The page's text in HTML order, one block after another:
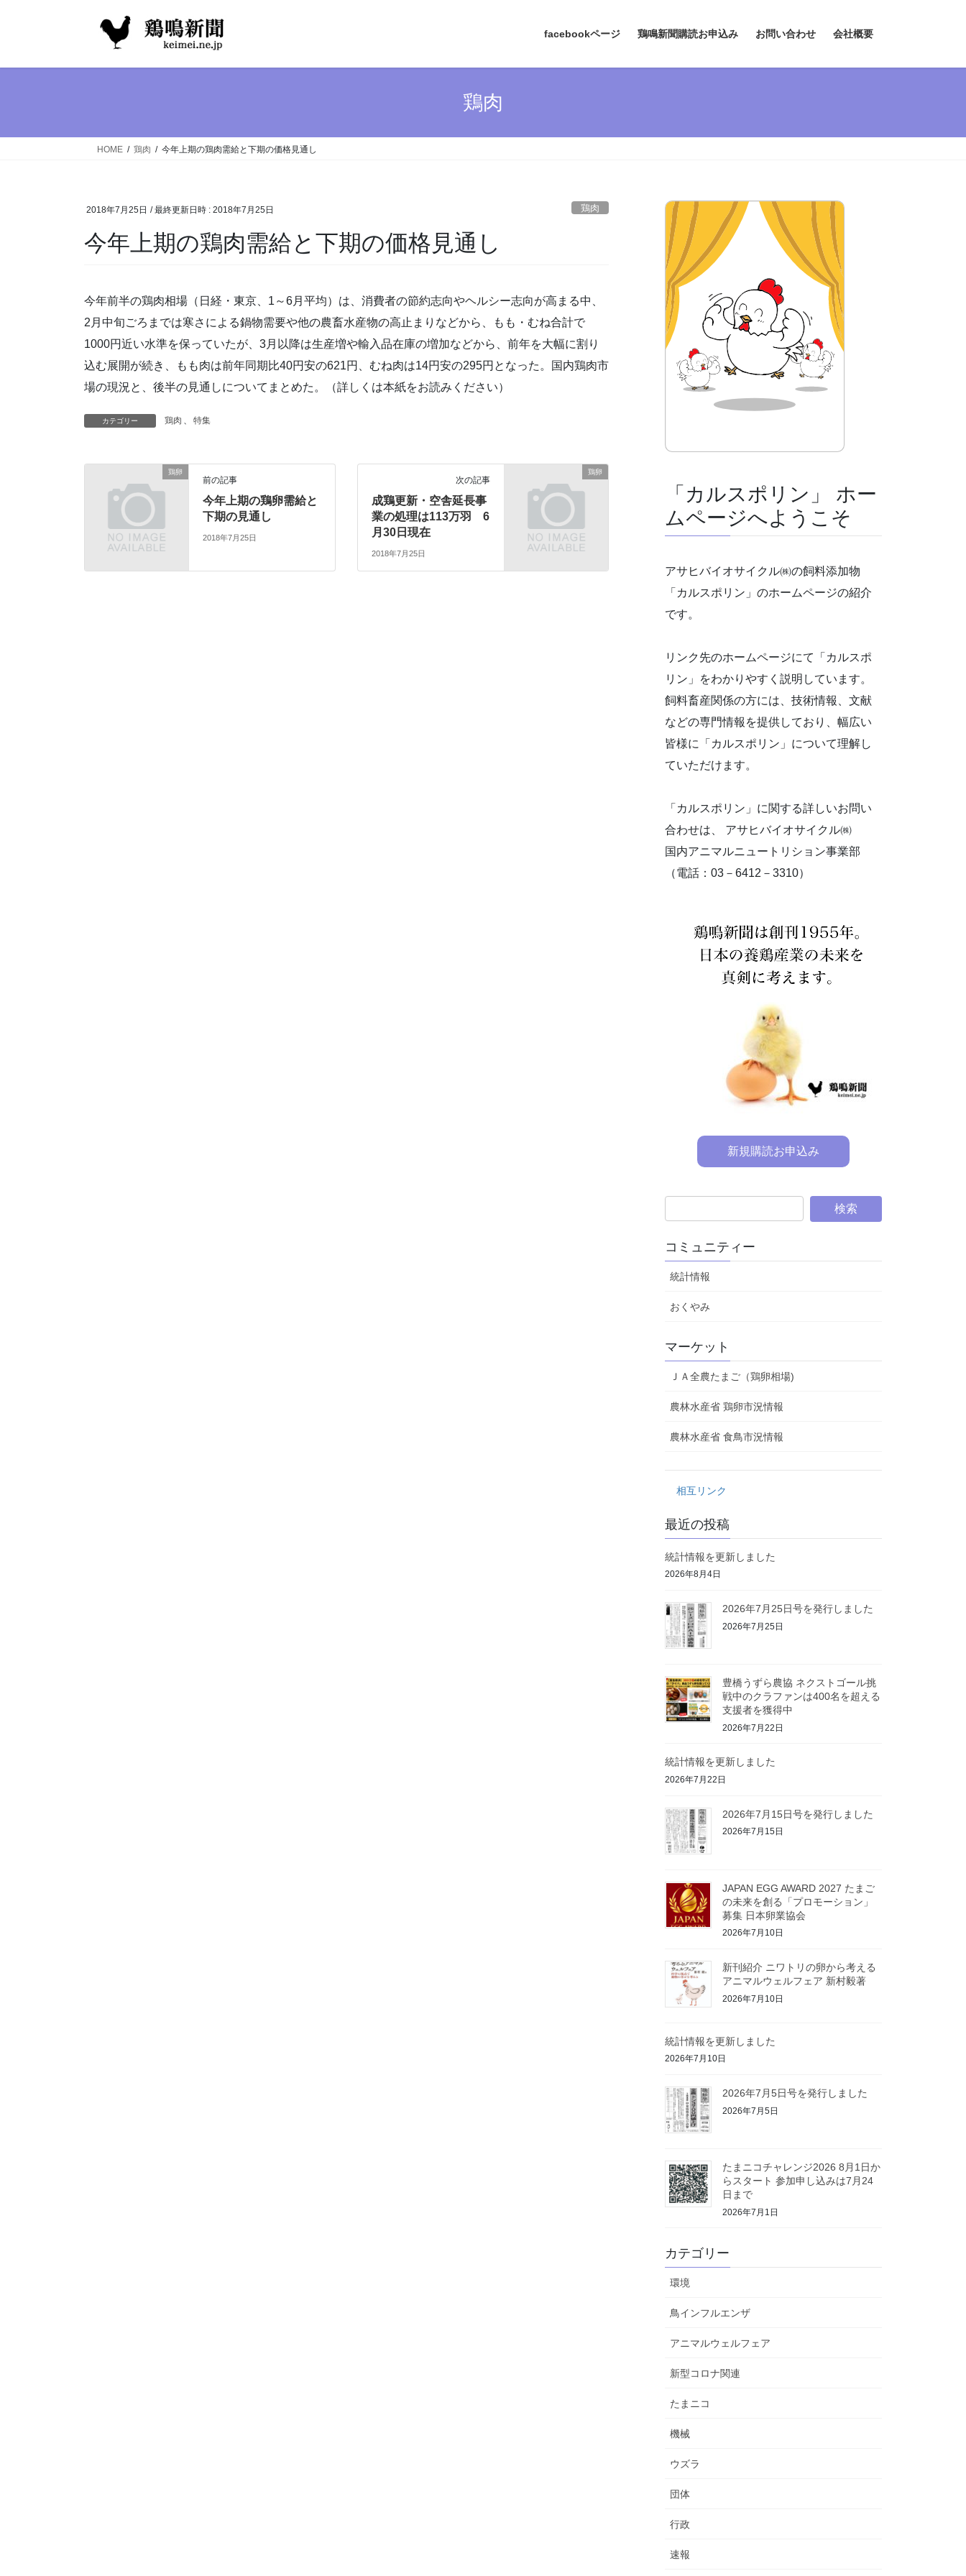
facebookページ 鶏鳴新聞購読お申込み お問い合わせ 会社概要
鶏肉
HOME 鶏肉 今年上期の鶏肉需給と下期の価格見通し
2018年7月25日 / 最終更新日時 : 2018年7月25日 鶏肉
今年上期の鶏肉需給と下期の価格見通し
今年前半の鶏肉相場（日経・東京、1～6月平均）は、消費者の節約志向やヘルシー志向が高まる中、
2月中旬ごろまでは寒さによる鍋物需要や他の農畜水産物の高止まりなどから、もも・むね合計で
1000円近い水準を保っていたが、3月以降は生産増や輸入品在庫の増加などから、前年を大幅に割り
込む展開が続き、もも肉は前年同期比40円安の621円、むね肉は14円安の295円となった。国内鶏肉市
場の現況と、後半の見通しについてまとめた。（詳しくは本紙をお読みください）
カテゴリー 鶏肉 、 特集
鶏卵
前の記事
今年上期の鶏卵需給と
下期の見通し
2018年7月25日
鶏卵
次の記事
成鶏更新・空舎延長事
業の処理は113万羽 6
月30日現在
2018年7月25日
「カルスポリン」 ホー
ムページへようこそ
アサヒバイオサイクル㈱の飼料添加物
「カルスポリン」のホームページの紹介
です。
リンク先のホームページにて「カルスポ
リン」をわかりやすく説明しています。
飼料畜産関係の方には、技術情報、文献
などの専門情報を提供しており、幅広い
皆様に「カルスポリン」について理解し
ていただけます。
「カルスポリン」に関する詳しいお問い
合わせは、 アサヒバイオサイクル㈱
国内アニマルニュートリション事業部
（電話：03－6412－3310）
新規購読お申込み
コミュニティー
統計情報
おくやみ
マーケット
ＪＡ全農たまご（鶏卵相場)
農林水産省 鶏卵市況情報
農林水産省 食鳥市況情報
相互リンク
最近の投稿
統計情報を更新しました
2026年8月4日
2026年7月25日号を発行しました
2026年7月25日
豊橋うずら農協 ネクストゴール挑
戦中のクラファンは400名を超える
支援者を獲得中
2026年7月22日
統計情報を更新しました
2026年7月22日
2026年7月15日号を発行しました
2026年7月15日
JAPAN EGG AWARD 2027 たまご
の未来を創る「プロモーション」
募集 日本卵業協会
2026年7月10日
新刊紹介 ニワトリの卵から考える
アニマルウェルフェア 新村毅著
2026年7月10日
統計情報を更新しました
2026年7月10日
2026年7月5日号を発行しました
2026年7月5日
たまニコチャレンジ2026 8月1日か
らスタート 参加申し込みは7月24
日まで
2026年7月1日
カテゴリー
環境
鳥インフルエンザ
アニマルウェルフェア
新型コロナ関連
たまニコ
機械
ウズラ
団体
行政
速報